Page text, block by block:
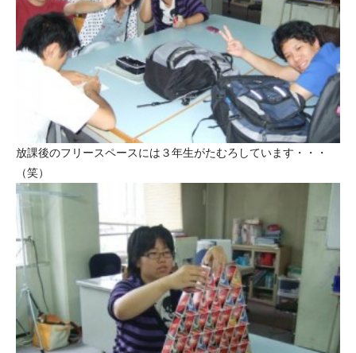
放課後のフリースペースには３年生がたむろしています・・・
（笑）